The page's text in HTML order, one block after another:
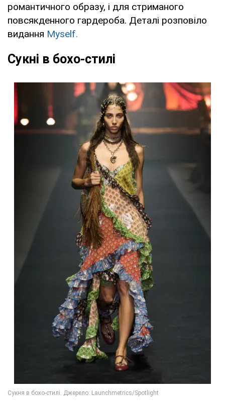
романтичного образу, і для стриманого
повсякденного гардероба. Деталі розповіло
видання Myself.
Сукні в бохо-стилі